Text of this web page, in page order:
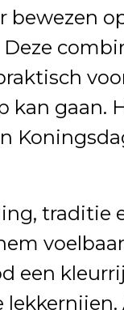
bewezen
kan gaan.
traditie
een